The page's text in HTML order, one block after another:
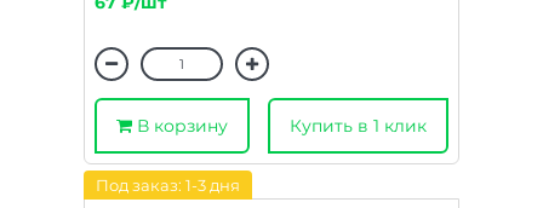
В корзину Купить в 1 клик
Под заказ: 1-3 дня